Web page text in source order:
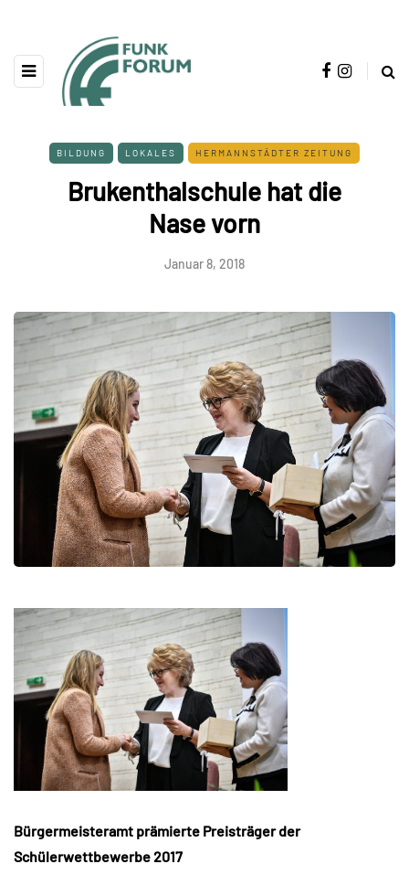
BILDUNG LOKALES HERMANNSTÄDTER ZEITUNG
Brukenthalschule hat die
Nase vorn
Januar 8, 2018
Bürgermeisteramt prämierte Preisträger der
Schülerwettbewerbe 2017